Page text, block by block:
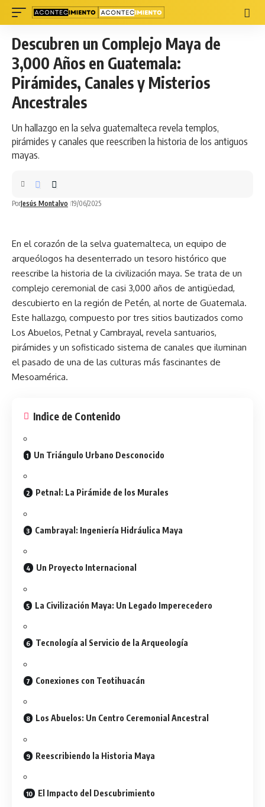
Descubren un Complejo Maya de
3,000 Años en Guatemala:
Pirámides, Canales y Misterios
Ancestrales
Un hallazgo en la selva guatemalteca revela templos,
pirámides y canales que reescriben la historia de los antiguos
mayas.
PorJesús Montalvo 19/06/2025
En el corazón de la selva guatemalteca, un equipo de
arqueólogos ha desenterrado un tesoro histórico que
reescribe la historia de la civilización maya. Se trata de un
complejo ceremonial de casi 3,000 años de antigüedad,
descubierto en la región de Petén, al norte de Guatemala.
Este hallazgo, compuesto por tres sitios bautizados como
Los Abuelos, Petnal y Cambrayal, revela santuarios,
pirámides y un sofisticado sistema de canales que iluminan
el pasado de una de las culturas más fascinantes de
Mesoamérica.
Indice de Contenido
Un Triángulo Urbano Desconocido
Petnal: La Pirámide de los Murales
Cambrayal: Ingeniería Hidráulica Maya
Un Proyecto Internacional
La Civilización Maya: Un Legado Imperecedero
Tecnología al Servicio de la Arqueología
Conexiones con Teotihuacán
Los Abuelos: Un Centro Ceremonial Ancestral
Reescribiendo la Historia Maya
El Impacto del Descubrimiento